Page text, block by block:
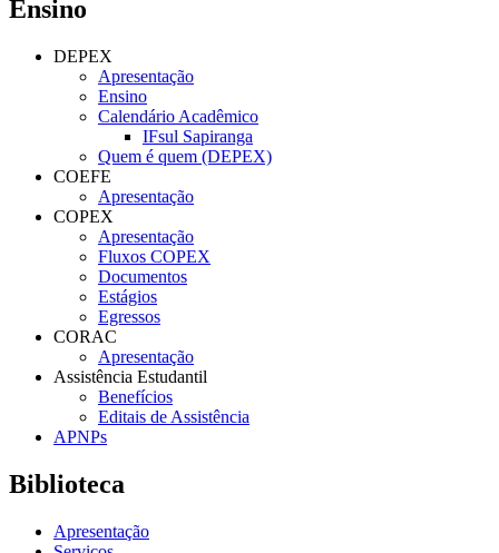
Ensino
DEPEX
Apresentação
Ensino
Calendário Acadêmico
IFsul Sapiranga
Quem é quem (DEPEX)
COEFE
Apresentação
COPEX
Apresentação
Fluxos COPEX
Documentos
Estágios
Egressos
CORAC
Apresentação
Assistência Estudantil
Benefícios
Editais de Assistência
APNPs
Biblioteca
Apresentação